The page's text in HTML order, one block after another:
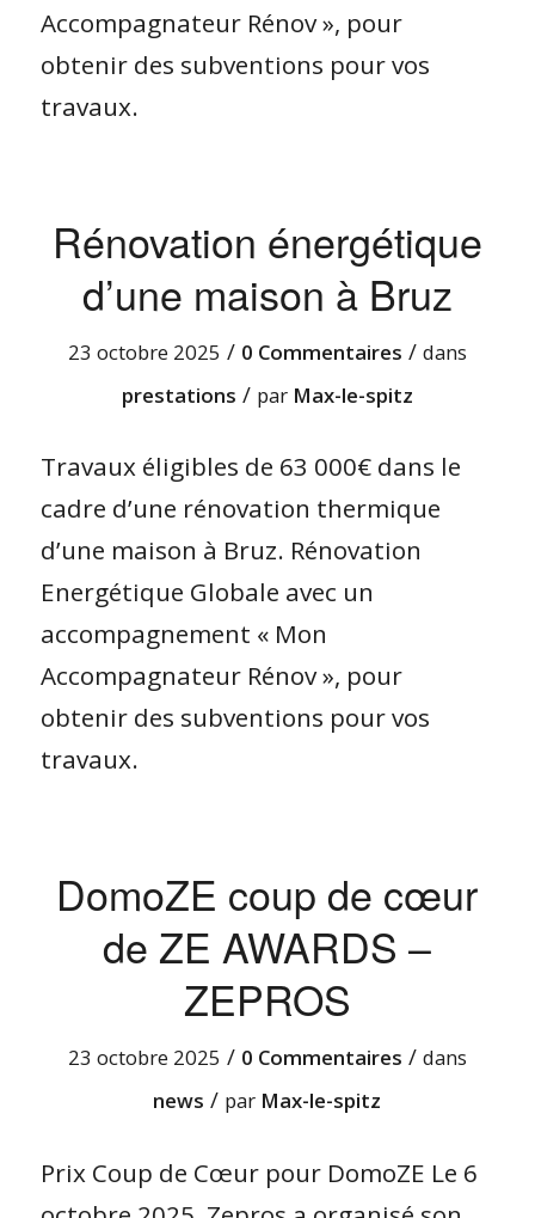
Accompagnateur Rénov », pour
obtenir des subventions pour vos
travaux.
Rénovation énergétique
d’une maison à Bruz
23 octobre 2025 / 0 Commentaires / dans
prestations / par Max-le-spitz
Travaux éligibles de 63 000€ dans le
cadre d’une rénovation thermique
d’une maison à Bruz. Rénovation
Energétique Globale avec un
accompagnement « Mon
Accompagnateur Rénov », pour
obtenir des subventions pour vos
travaux.
DomoZE coup de cœur
de ZE AWARDS –
ZEPROS
23 octobre 2025 / 0 Commentaires / dans
news / par Max-le-spitz
Prix Coup de Cœur pour DomoZE Le 6